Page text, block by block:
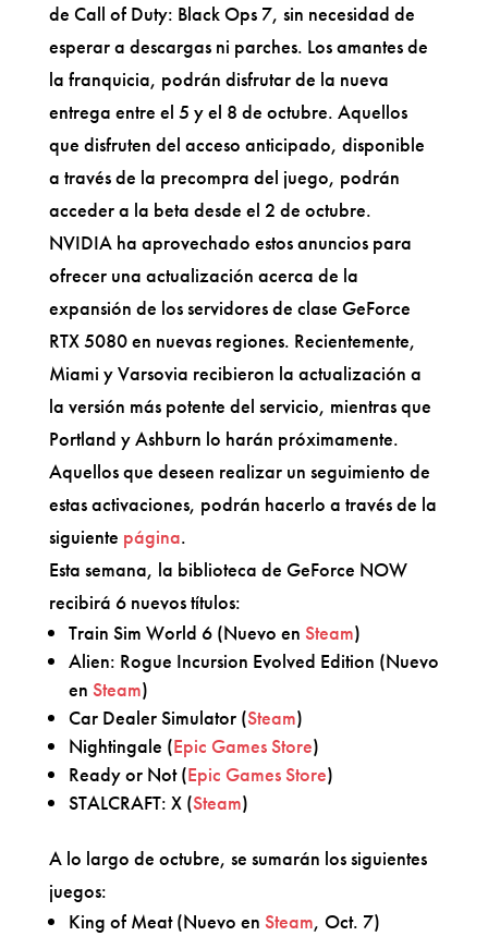
de Call of Duty: Black Ops 7, sin necesidad de
esperar a descargas ni parches. Los amantes de
la franquicia, podrán disfrutar de la nueva
entrega entre el 5 y el 8 de octubre. Aquellos
que disfruten del acceso anticipado, disponible
a través de la precompra del juego, podrán
acceder a la beta desde el 2 de octubre.
NVIDIA ha aprovechado estos anuncios para
ofrecer una actualización acerca de la
expansión de los servidores de clase GeForce
RTX 5080 en nuevas regiones. Recientemente,
Miami y Varsovia recibieron la actualización a
la versión más potente del servicio, mientras que
Portland y Ashburn lo harán próximamente.
Aquellos que deseen realizar un seguimiento de
estas activaciones, podrán hacerlo a través de la
siguiente página.
Esta semana, la biblioteca de GeForce NOW
recibirá 6 nuevos títulos:
Train Sim World 6 (Nuevo en Steam)
Alien: Rogue Incursion Evolved Edition (Nuevo
en Steam)
Car Dealer Simulator (Steam)
Nightingale (Epic Games Store)
Ready or Not (Epic Games Store)
STALCRAFT: X (Steam)
A lo largo de octubre, se sumarán los siguientes
juegos:
King of Meat (Nuevo en Steam, Oct. 7)